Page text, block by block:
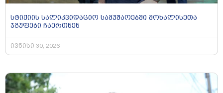
სტიქიის სალიკვიდაციო სამუშაოებში მოხალისეთა
ჯგუფები ჩაერთნენ
ივნისი 30, 2026